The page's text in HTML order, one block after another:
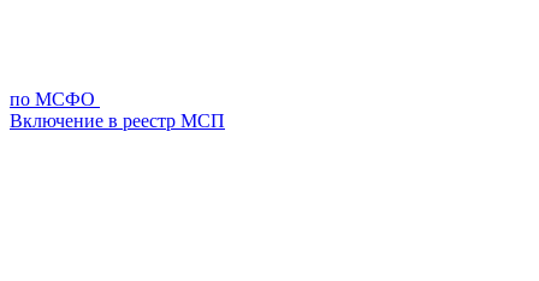
по МСФО
Включение в реестр МСП